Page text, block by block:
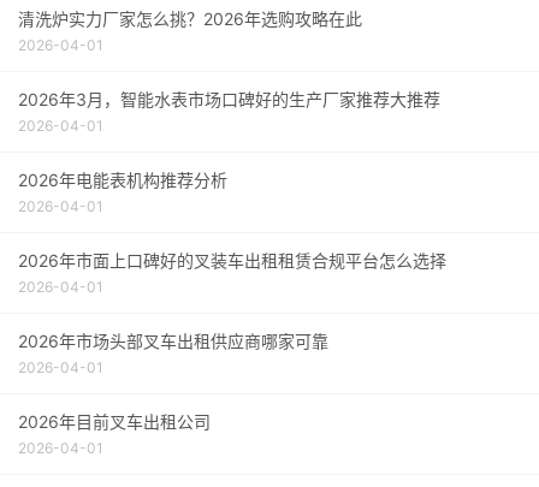
清洗炉实力厂家怎么挑？2026年选购攻略在此
2026-04-01
2026年3月，智能水表市场口碑好的生产厂家推荐大推荐
2026-04-01
2026年电能表机构推荐分析
2026-04-01
2026年市面上口碑好的叉装车出租租赁合规平台怎么选择
2026-04-01
2026年市场头部叉车出租供应商哪家可靠
2026-04-01
2026年目前叉车出租公司
2026-04-01